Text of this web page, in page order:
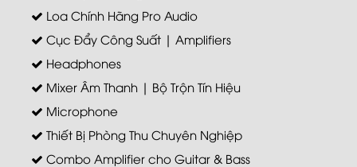
Loa Chính Hãng Pro Audio
Cục Đẩy Công Suất | Amplifiers
Headphones
Mixer Âm Thanh | Bộ Trộn Tín Hiệu
Microphone
Thiết Bị Phòng Thu Chuyên Nghiệp
Combo Amplifier cho Guitar & Bass